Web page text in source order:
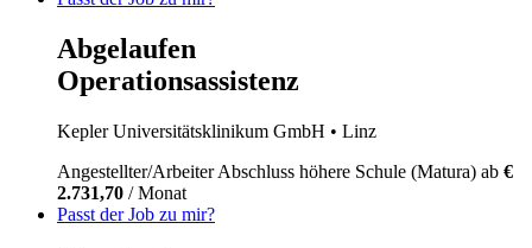
Abgelaufen
Operationsassistenz
Kepler Universitätsklinikum GmbH • Linz
Angestellter/ArbeiterAbschluss höhere Schule (Matura) ab €
2.731,70 / Monat
Passt der Job zu mir?